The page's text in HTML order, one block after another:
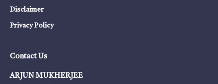
Disclaimer
Privacy Policy
Contact Us
ARJUN MUKHERJEE